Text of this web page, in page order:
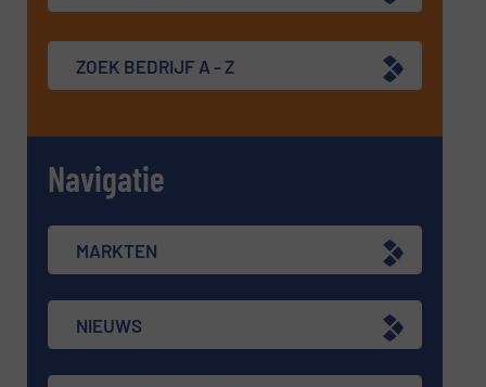
ZOEK BEDRIJF A - Z
Navigatie
MARKTEN
NIEUWS